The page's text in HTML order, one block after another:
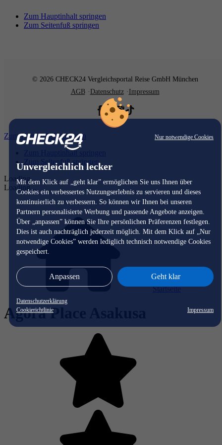
Nur notwendige Cookies
Unvergleichlich lecker
Mit dem Klick auf „geht klar” ermöglichen Sie uns Ihnen über
Cookies ein verbessertes Nutzungserlebnis zu servieren und dieses
kontinuierlich zu verbessern. So können wir Ihnen bei unseren
Partnern personalisierte Werbung und passende Angebote anzeigen.
Über „anpassen” können Sie Ihre persönlichen Präferenzen festlegen.
Dies ist auch nachträglich jederzeit möglich. Mit dem Klick auf „Nur
notwendige Cookies” werden lediglich technisch notwendige Cookies
gespeichert.
Anpassen Geht klar
Datenschutzerklärung
Cookierichtlinie
Impressum
Zum Hauptinhalt springen
Zum Seitenfuß springen
© 2026 CHECK24 Vergleichsportal Reise GmbH München
AGB
Datenschutz Impressum
Zum Hauptinhalt springen
Zum Hauptinhalt springen
Zum Seitenfuß springen
Loading...
Loading...
Startseite
Agora Place Asakusa